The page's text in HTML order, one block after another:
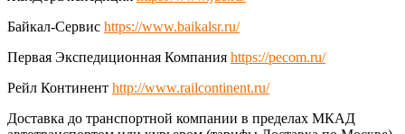
Байкал-Сервис https://www.baikalsr.ru/
Первая Экспедиционная Компания https://pecom.ru/
Рейл Континент http://www.railcontinent.ru/
Доставка до транспортной компании в пределах МКАД